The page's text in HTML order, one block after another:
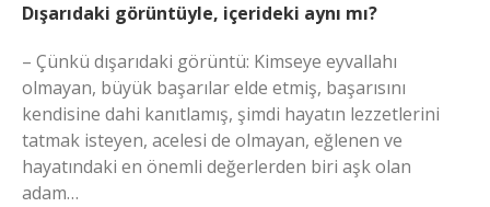
Dışarıdaki görüntüyle, içerideki aynı mı?
– Çünkü dışarıdaki görüntü: Kimseye eyvallahı
olmayan, büyük başarılar elde etmiş, başarısını
kendisine dahi kanıtlamış, şimdi hayatın lezzetlerini
tatmak isteyen, acelesi de olmayan, eğlenen ve
hayatındaki en önemli değerlerden biri aşk olan
adam…